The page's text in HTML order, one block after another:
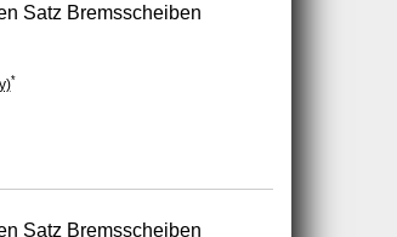
Satz Bremsscheiben
*
Satz Bremsscheiben